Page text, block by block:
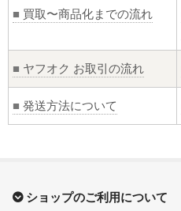
■ 買取〜商品化までの流れ
■ ヤフオク お取引の流れ
■ 発送方法について
ショップのご利用について